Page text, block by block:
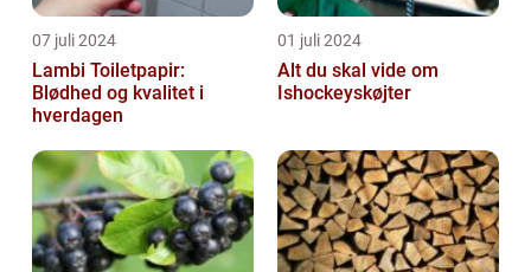
07 juli 2024
Lambi Toiletpapir:
Blødhed og kvalitet i
hverdagen
01 juli 2024
Alt du skal vide om
Ishockeyskøjter